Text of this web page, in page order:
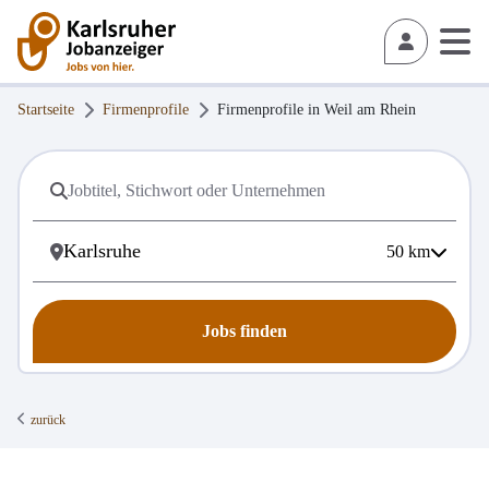
Startseite Firmenprofile Firmenprofile in Weil am Rhein
50 km
Jobs finden
zurück